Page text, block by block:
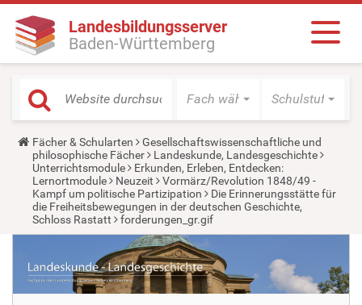
Landesbildungsserver
Baden-Württemberg
Fach wählen Schulstufe
Y
o
u
a
r
e
h
e
:
Fächer & Schularten
Gesellschaftswissenschaftliche und
philosophische Fächer
Landeskunde, Landesgeschichte
Unterrichtsmodule
Erkunden, Erleben, Entdecken:
Lernortmodule
Neuzeit
Vormärz/Revolution 1848/49 -
Kampf um politische Partizipation
Die Erinnerungsstätte für
die Freiheitsbewegungen in der deutschen Geschichte,
Schloss Rastatt
forderungen_gr.gif